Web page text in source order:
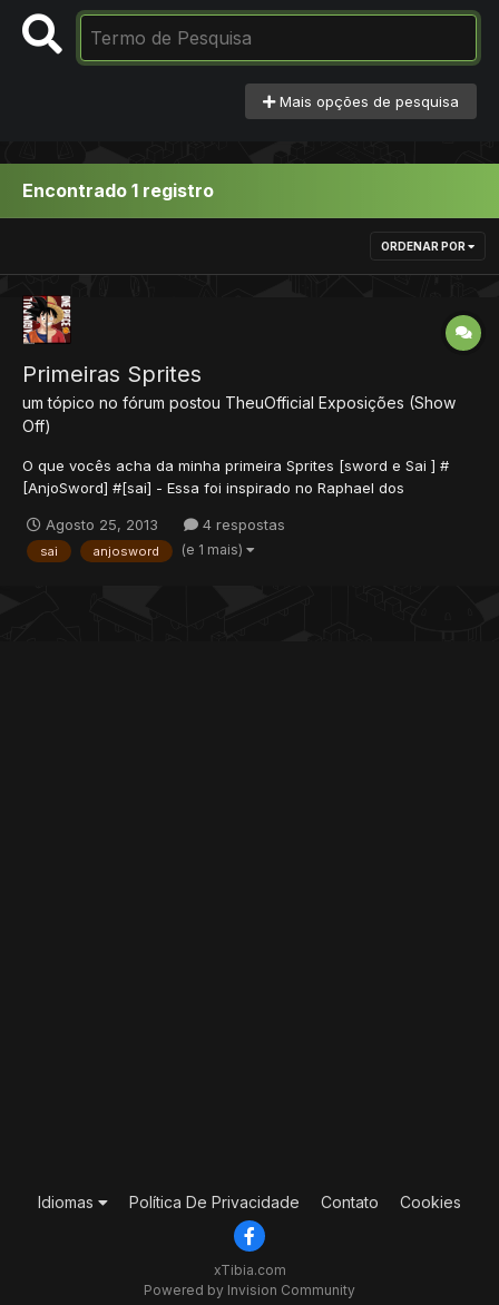
Mais opções de pesquisa
Encontrado 1 registro
ORDENAR POR
Primeiras Sprites
um tópico no fórum postou TheuOfficial Exposições (Show
Off)
O que vocês acha da minha primeira Sprites [sword e Sai ] #
[AnjoSword] #[sai] - Essa foi inspirado no Raphael dos
Agosto 25, 2013
4 respostas
sai anjosword (e 1 mais)
Idiomas Política De Privacidade Contato Cookies
xTibia.com
Powered by Invision Community